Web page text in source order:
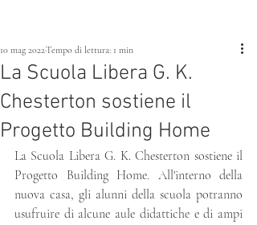
La Scuola Libera G. K.
Chesterton sostiene il
Progetto Building Home
10 mag 2022Tempo di lettura: 1 min
La Scuola Libera G. K. Chesterton sostiene il
Progetto Building Home. All'interno della
nuova casa, gli alunni della scuola potranno
usufruire di alcune aule didattiche e di ampi